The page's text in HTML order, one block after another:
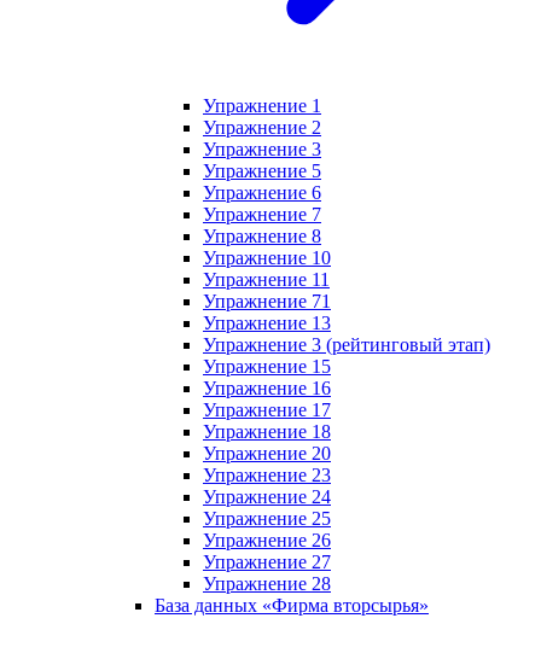
Упражнение 1
Упражнение 2
Упражнение 3
Упражнение 5
Упражнение 6
Упражнение 7
Упражнение 8
Упражнение 10
Упражнение 11
Упражнение 71
Упражнение 13
Упражнение 3 (рейтинговый этап)
Упражнение 15
Упражнение 16
Упражнение 17
Упражнение 18
Упражнение 20
Упражнение 23
Упражнение 24
Упражнение 25
Упражнение 26
Упражнение 27
Упражнение 28
База данных «Фирма вторсырья»